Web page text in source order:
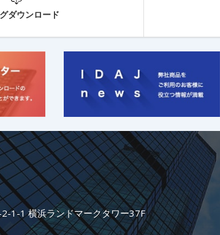
ダウンロード
1-1 横浜ランドマークタワー37F